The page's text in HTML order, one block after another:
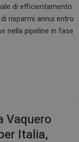
di efficientamento
risparmi annui entro
nella pipeline in fase
Vaquero
Italia,